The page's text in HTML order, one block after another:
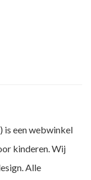
is een webwinkel
kinderen. Wij
Alle